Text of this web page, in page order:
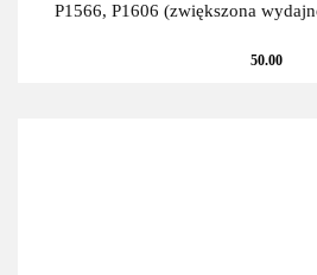
P1566, P1606 (zwiększona
50.00